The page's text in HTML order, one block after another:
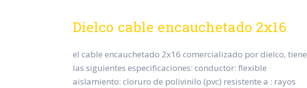
Dielco cable encauchetado 2x16
el cable encauchetado 2x16 comercializado por dielco, tiene
las siguientes especificaciones: conductor: flexible
aislamiento: cloruro de polivinilo (pvc) resistente a : rayos